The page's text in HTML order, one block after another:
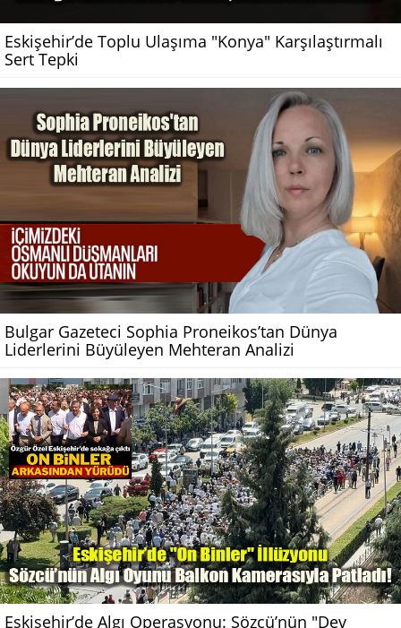
Eskişehir’de Toplu Ulaşıma "Konya" Karşılaştırmalı
Sert Tepki
Bulgar Gazeteci Sophia Proneikos’tan Dünya
Liderlerini Büyüleyen Mehteran Analizi
Eskişehir’de Algı Operasyonu: Sözcü’nün "Dev